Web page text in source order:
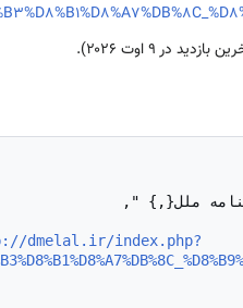
بازدید در ۹ اوت ۲۰۲۶).
dmelal.ir/index.php?